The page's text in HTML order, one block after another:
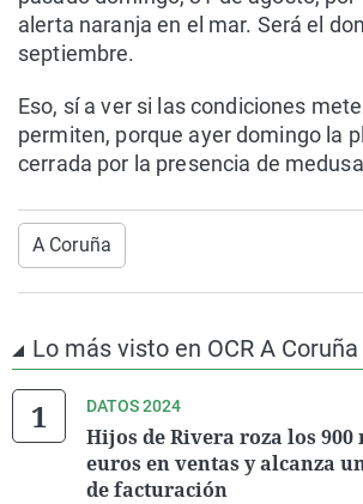
alerta naranja en el mar. Será el
septiembre.
Eso, sí a ver si las condiciones
permiten, porque ayer domingo la
cerrada por la presencia de
A Coruña
Lo más visto en OCR A Coruña
DATOS 2024
Hijos de Rivera roza los
euros en ventas y alcanza
de facturación